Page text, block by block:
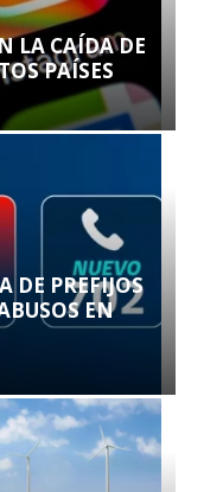
LA CAÍDA DE
PAÍSES
DE PREFIJOS
EN